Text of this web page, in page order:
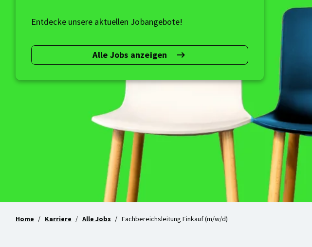
Entdecke unsere aktuellen Jobangebote!
Alle Jobs anzeigen
Nächster
Karriere
Home Karriere Alle Jobs Fachbereichsleitung Einkauf (m/w/d)